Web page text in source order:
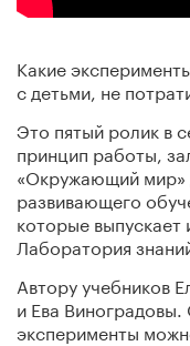
Какие
с детьми, не
Это пятый ролик в
принцип работы,
«Окружающий мир»
развивающего
которые
Лаборатория
Автору учебников
и Ева
эксперименты